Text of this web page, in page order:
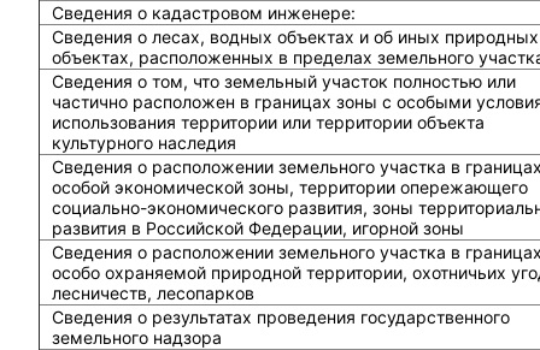
Сведения о кадастровом инженере:
Cведения о лесах, водных объектах и об иных природных
объектах, расположенных в пределах земельного
Сведения о том, что земельный участок полностью или
частично расположен в границах зоны с особыми
использования территории или территории объекта
культурного наследия
Сведения о расположении земельного участка в
особой экономической зоны, территории опережающего
социально-экономического развития, зоны
развития в Российской Федерации, игорной зоны
Сведения о расположении земельного участка в
особо охраняемой природной территории, охотничьих
лесничеств, лесопарков
Сведения о результатах проведения государственного
земельного надзора